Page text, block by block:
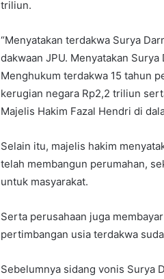
triliun.
“Menyatakan terdakwa Surya
dakwaan JPU. Menyatakan
Menghukum terdakwa 15 tahun
kerugian negara Rp2,2 triliun
Majelis Hakim Fazal Hendri di
Selain itu, majelis hakim
telah membangun perumahan,
untuk masyarakat.
Serta perusahaan juga
pertimbangan usia terdakwa
Sebelumnya sidang vonis Surya